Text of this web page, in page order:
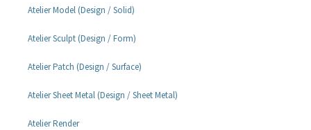
Atelier Model (Design / Solid)
Atelier Sculpt (Design / Form)
Atelier Patch (Design / Surface)
Atelier Sheet Metal (Design / Sheet Metal)
Atelier Render